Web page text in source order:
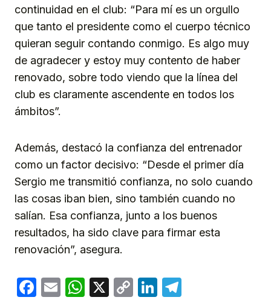
continuidad en el club: “Para mí es un orgullo
que tanto el presidente como el cuerpo técnico
quieran seguir contando conmigo. Es algo muy
de agradecer y estoy muy contento de haber
renovado, sobre todo viendo que la línea del
club es claramente ascendente en todos los
ámbitos”.
Además, destacó la confianza del entrenador
como un factor decisivo: “Desde el primer día
Sergio me transmitió confianza, no solo cuando
las cosas iban bien, sino también cuando no
salían. Esa confianza, junto a los buenos
resultados, ha sido clave para firmar esta
renovación”, asegura.
Facebook
EmailWhatsApp
X
CopyLinkedIn